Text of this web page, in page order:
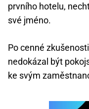
prvního hotelu,
své jméno.
Po cenné
nedokázal být
ke svým